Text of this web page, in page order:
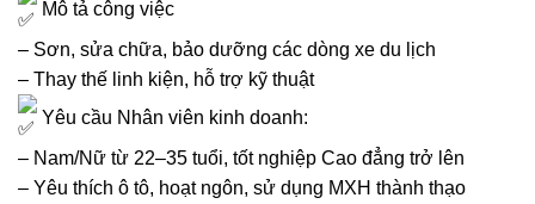
Mô tả công việc
– Sơn, sửa chữa, bảo dưỡng các dòng xe du lịch
– Thay thế linh kiện, hỗ trợ kỹ thuật
Yêu cầu Nhân viên kinh doanh:
– Nam/Nữ từ 22–35 tuổi, tốt nghiệp Cao đẳng trở lên
– Yêu thích ô tô, hoạt ngôn, sử dụng MXH thành thạo